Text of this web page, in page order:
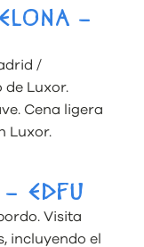
–
/
de Luxor.
Cena ligera
Luxor.
EDFU
Visita
incluyendo el